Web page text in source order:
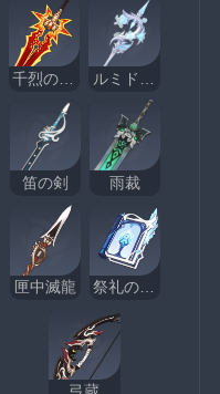
笛の剣 雨裁
匣中滅龍 祭礼の断片